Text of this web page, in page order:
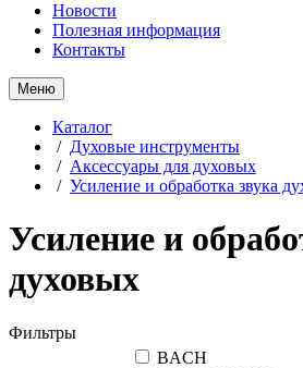
Новости
Полезная информация
Контакты
Меню
Каталог
/ Духовые инструменты
/ Аксессуары для духовых
/ Усиление и обработка звука
Усиление и
духовых
Фильтры
BACH